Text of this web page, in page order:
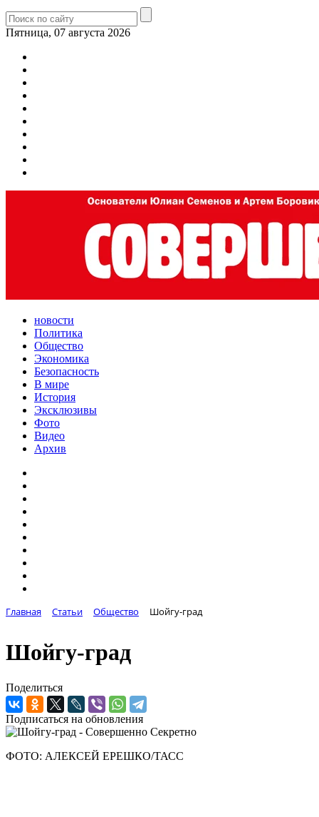
Пятница, 07 августа 2026
новости
Политика
Общество
Экономика
Безопасность
В мире
История
Эксклюзивы
Фото
Видео
Архив
Главная Статьи Общество Шойгу-град
Шойгу-град
Поделиться
Подписаться на обновления
ФОТО: АЛЕКСЕЙ ЕРЕШКО/ТАСС